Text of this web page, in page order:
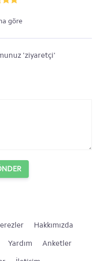
göre
'ziyaretçi'
Hakkımızda
Yardım
Anketler